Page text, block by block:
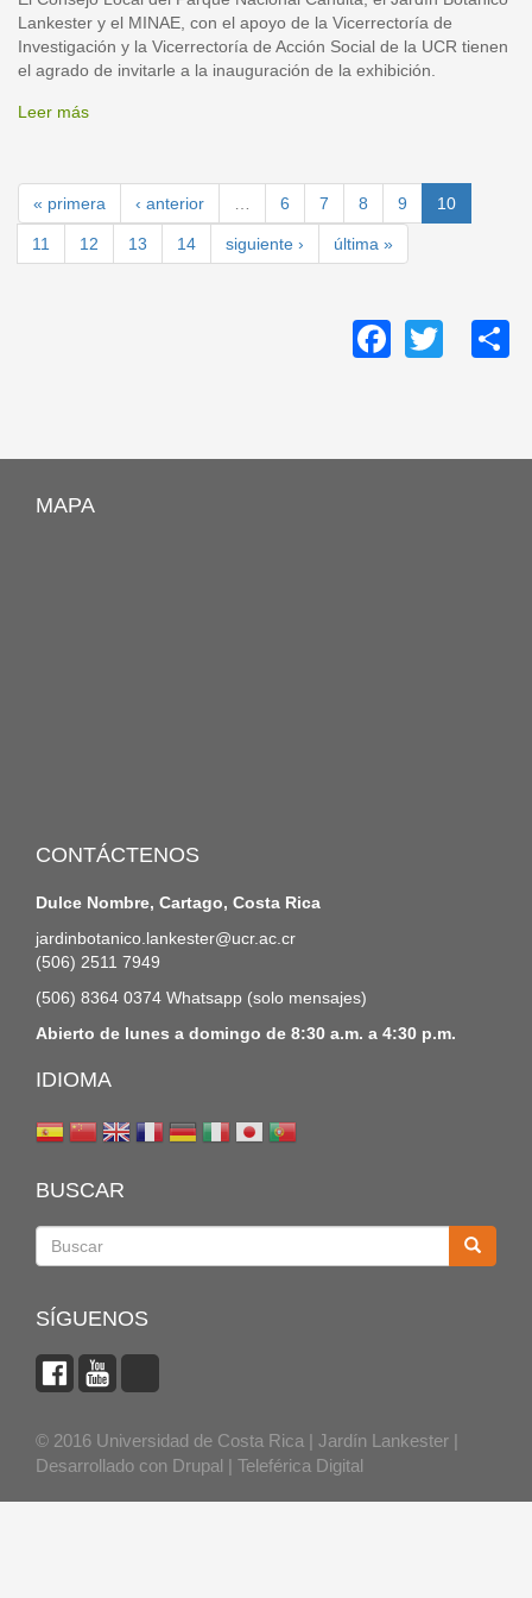
Lankester y el MINAE, con el apoyo de la Vicerrectoría de
Investigación y la Vicerrectoría de Acción Social de la UCR tienen
el agrado de invitarle a la inauguración de la exhibición.
image002.png
Leer más
Paraíso
« primera
‹ anterior 6 7 8 9 10
11 12 13 14 siguiente › última »
MAPA
CONTÁCTENOS
Dulce Nombre, Cartago, Costa Rica
jardinbotanico.lankester@ucr.ac.cr
(506) 2511 7949
(506) 8364 0374 Whatsapp (solo mensajes)
Abierto de lunes a domingo de 8:30 a.m. a 4:30 p.m.
IDIOMA
BUSCAR
SÍGUENOS
© 2016 Universidad de Costa Rica | Jardín Lankester |
Desarrollado con Drupal | Teleférica Digital